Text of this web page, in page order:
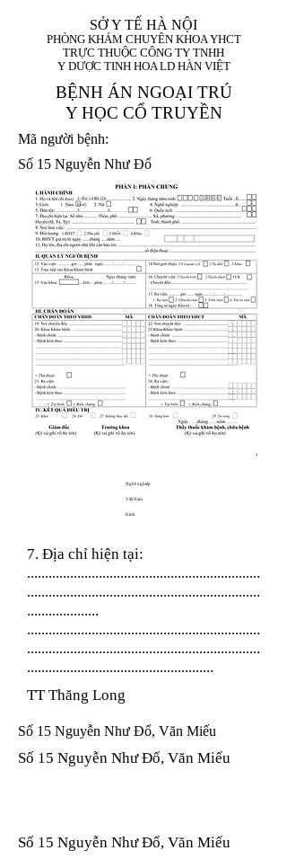
SỞ Y TẾ HÀ NỘI
PHÒNG KHÁM CHUYÊN KHOA YHCT
TRỰC THUỘC CÔNG TY TNHH
Y DƯỢC TINH HOA LD HÀN VIỆT
BỆNH ÁN NGOẠI TRÚ
Y HỌC CỔ TRUYỀN
Mã người bệnh:
Số 15 Nguyễn Như Đổ
1. Họ và tên (In
hoa):
1 9 9 5
8
8
X
X
Nghề nghiệp
Việt Nam
Kinh
7. Địa chỉ hiện tại:
.................................................................
.................................................................
....................
.................................................................
.................................................................
....................................................
TT Thăng Long
Số 15 Nguyễn Như Đổ, Văn Miếu
Số 15 Nguyễn Như Đổ, Văn Miếu
Số 15 Nguyễn Như Đổ, Văn Miếu